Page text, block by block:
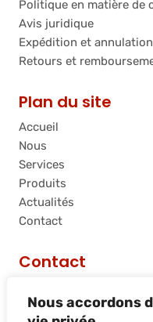
Nous accordons
Politique en matière de
Avis juridique
Expédition et
Retours et
Plan du site
Accueil
Nous
Services
Produits
Actualités
Contact
Contact
Andreu de la Barca,